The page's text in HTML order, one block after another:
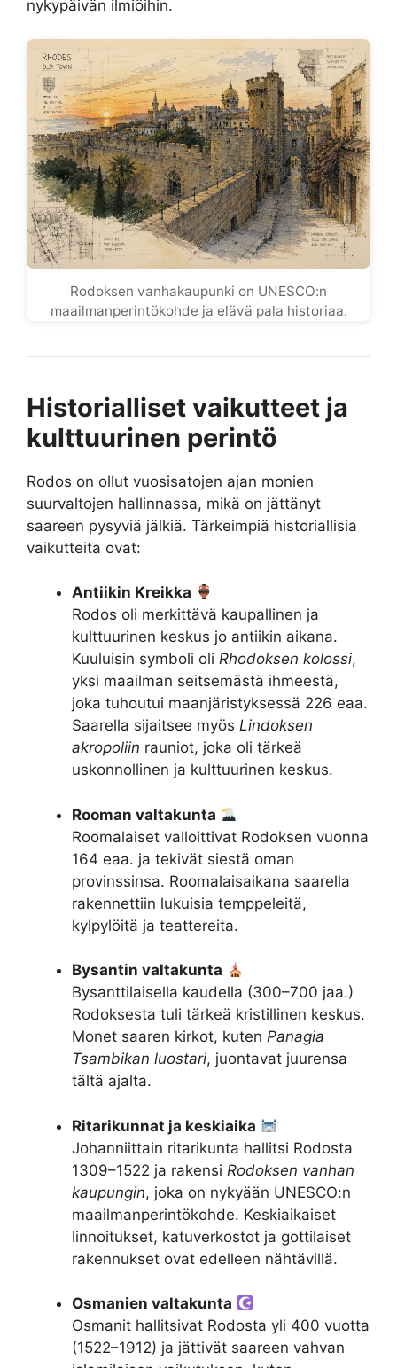
nykypäivän ilmiöihin.
Rodoksen vanhakaupunki on UNESCO:n
maailmanperintökohde ja elävä pala historiaa.
Historialliset vaikutteet ja
kulttuurinen perintö
Rodos on ollut vuosisatojen ajan monien
suurvaltojen hallinnassa, mikä on jättänyt
saareen pysyviä jälkiä. Tärkeimpiä historiallisia
vaikutteita ovat:
Antiikin Kreikka
Rodos oli merkittävä kaupallinen ja
kulttuurinen keskus jo antiikin aikana.
Kuuluisin symboli oli Rhodoksen kolossi,
yksi maailman seitsemästä ihmeestä,
joka tuhoutui maanjäristyksessä 226 eaa.
Saarella sijaitsee myös Lindoksen
akropoliin rauniot, joka oli tärkeä
uskonnollinen ja kulttuurinen keskus.
Rooman valtakunta
Roomalaiset valloittivat Rodoksen vuonna
164 eaa. ja tekivät siestä oman
provinssinsa. Roomalaisaikana saarella
rakennettiin lukuisia temppeleitä,
kylpylöitä ja teattereita.
Bysantin valtakunta
Bysanttilaisella kaudella (300–700 jaa.)
Rodoksesta tuli tärkeä kristillinen keskus.
Monet saaren kirkot, kuten Panagia
Tsambikan luostari, juontavat juurensa
tältä ajalta.
Ritarikunnat ja keskiaika
Johanniittain ritarikunta hallitsi Rodosta
1309–1522 ja rakensi Rodoksen vanhan
kaupungin, joka on nykyään UNESCO:n
maailmanperintökohde. Keskiaikaiset
linnoitukset, katuverkostot ja gottilaiset
rakennukset ovat edelleen nähtävillä.
Osmanien valtakunta
Osmanit hallitsivat Rodosta yli 400 vuotta
(1522–1912) ja jättivät saareen vahvan